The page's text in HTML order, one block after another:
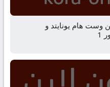
وست هام يونايتد و